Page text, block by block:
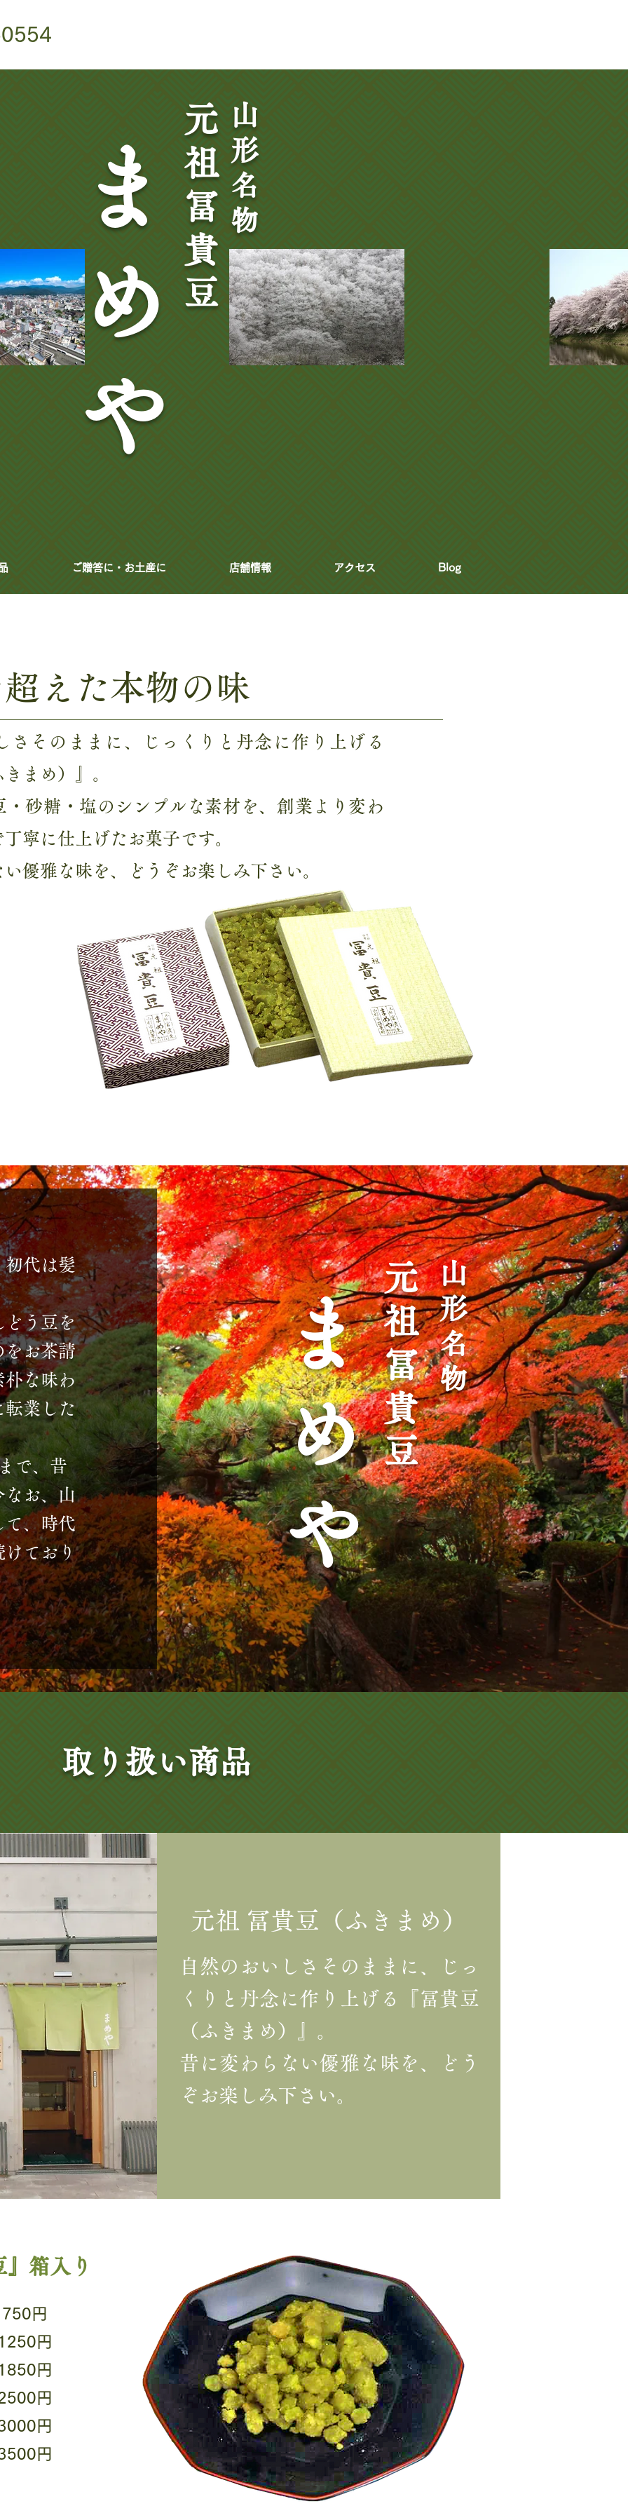
ま
め
や
元
祖
冨
貴
豆
山
形
名
物
ご贈答に・お土産に 店舗情報 アクセス Blog
えた本物の味
さそのままに、じっくりと丹念に作り上げる
まめ）』。
・砂糖・塩のシンプルな素材を、創業より変わ
寧に仕上げたお菓子です。
優雅な味を、どうぞお楽しみ下さい。
初代は髪
どう豆を
をお茶請
朴な味わ
転業した
で、昔
なお、山
て、時代
けており
ま
め
や
元
祖
冨
貴
豆
山
形
名
物
取り扱い商品
元祖 冨貴豆（ふきまめ）
自然のおいしさそのままに、じっ
くりと丹念に作り上げる『冨貴豆
（ふきまめ）』。
昔に変わらない優雅な味を、どう
ぞお楽しみ下さい。
箱入り
円
円
円
円
円
円